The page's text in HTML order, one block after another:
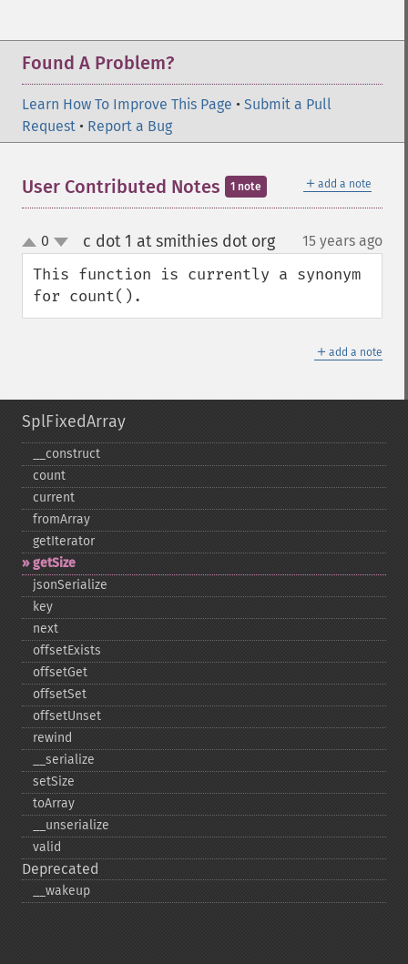
Found A Problem?
Learn How To Improve This Page • Submit a Pull
Request • Report a Bug
＋ add a note
User Contributed Notes 1 note
up
down
0 c dot 1 at smithies dot org¶ 15 years ago
This function is currently a synonym
for count().
＋ add a note
SplFixedArray
_​_​construct
count
current
fromArray
getIterator
getSize
jsonSerialize
key
next
offsetExists
offsetGet
offsetSet
offsetUnset
rewind
_​_​serialize
setSize
toArray
_​_​unserialize
valid
Deprecated
_​_​wakeup